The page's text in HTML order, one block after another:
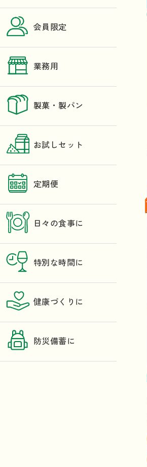
会員限定
業務用
製菓・製パン
お試しセット
定期便
日々の食事に
特別な時間に
健康づくりに
防災備蓄に